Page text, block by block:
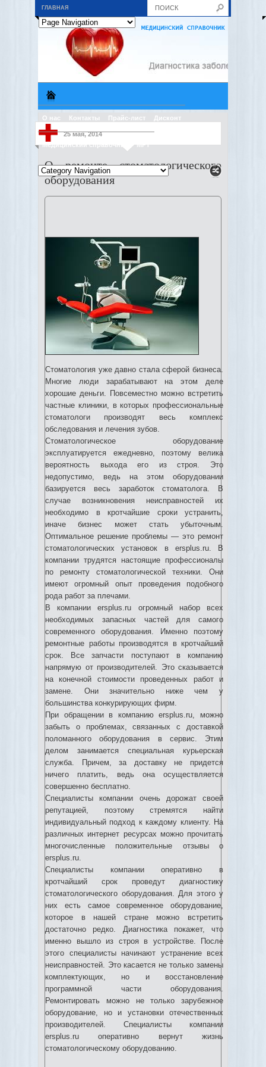
ГЛАВНАЯ
О нас Контакты Прайс-лист Дисконт
Медицинский справочник МРТ
25 мая, 2014
О ремонте стоматологического
оборудования
Стоматология уже давно стала сферой бизнеса.
Многие люди зарабатывают на этом деле
хорошие деньги. Повсеместно можно встретить
частные клиники, в которых профессиональные
стоматологи производят весь комплекс
обследования и лечения зубов.
Стоматологическое оборудование
эксплуатируется ежедневно, поэтому велика
вероятность выхода его из строя. Это
недопустимо, ведь на этом оборудовании
базируется весь заработок стоматолога. В
случае возникновения неисправностей их
необходимо в кротчайшие сроки устранить,
иначе бизнес может стать убыточным.
Оптимальное решение проблемы — это ремонт
стоматологических установок в ersplus.ru. В
компании трудятся настоящие профессионалы
по ремонту стоматологической техники. Они
имеют огромный опыт проведения подобного
рода работ за плечами.
В компании ersplus.ru огромный набор всех
необходимых запасных частей для самого
современного оборудования. Именно поэтому
ремонтные работы производятся в кротчайший
срок. Все запчасти поступают в компанию
напрямую от производителей. Это сказывается
на конечной стоимости проведенных работ и
замене. Они значительно ниже чем у
большинства конкурирующих фирм.
При обращении в компанию ersplus.ru, можно
забыть о проблемах, связанных с доставкой
поломанного оборудования в сервис. Этим
делом занимается специальная курьерская
служба. Причем, за доставку не придется
ничего платить, ведь она осуществляется
совершенно бесплатно.
Специалисты компании очень дорожат своей
репутацией, поэтому стремятся найти
индивидуальный подход к каждому клиенту. На
различных интернет ресурсах можно прочитать
многочисленные положительные отзывы о
ersplus.ru.
Специалисты компании оперативно в
кротчайший срок проведут диагностику
стоматологического оборудования. Для этого у
них есть самое современное оборудование,
которое в нашей стране можно встретить
достаточно редко. Диагностика покажет, что
именно вышло из строя в устройстве. После
этого специалисты начинают устранение всех
неисправностей. Это касается не только замены
комплектующих, но и восстановление
программной части оборудования.
Ремонтировать можно не только зарубежное
оборудование, но и установки отечественных
производителей. Специалисты компании
ersplus.ru оперативно вернут жизнь
стоматологическому оборудованию.